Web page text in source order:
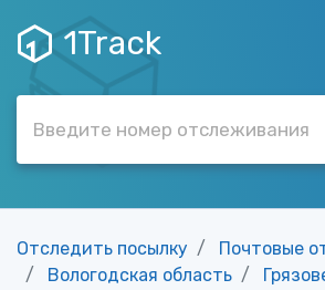
1Track
Отследить посылку
Почтовые
Вологодская область